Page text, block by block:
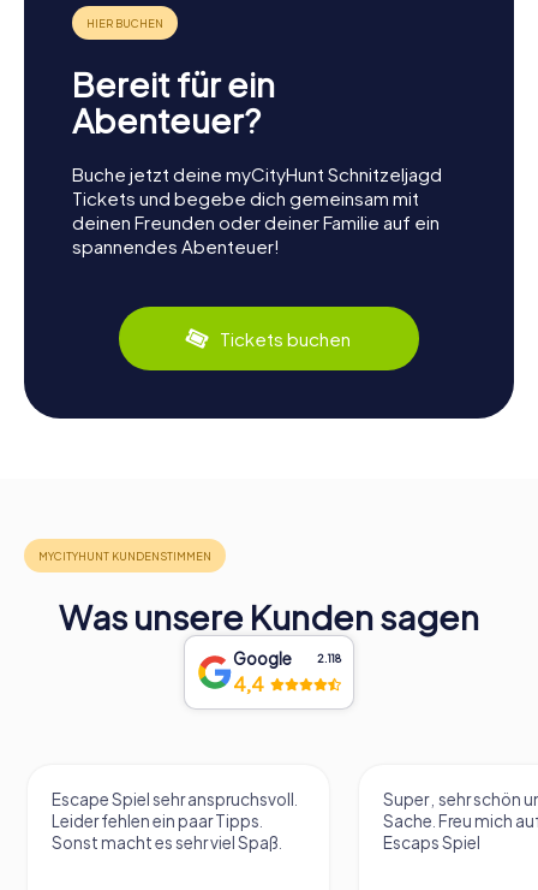
Bereit für ein
Abenteuer?
Buche jetzt deine myCityHunt Schnitzeljagd
Tickets und begebe dich gemeinsam mit
deinen Freunden oder deiner Familie auf ein
spannendes Abenteuer!
Tickets buchen
Was unsere Kunden sagen
Google 2.118
4,4
Escape Spiel sehr anspruchsvoll.
Leider fehlen ein paar Tipps.
Sonst macht es sehr viel Spaß.
Super , sehr schön
Sache. Freu mich
Escaps Spiel